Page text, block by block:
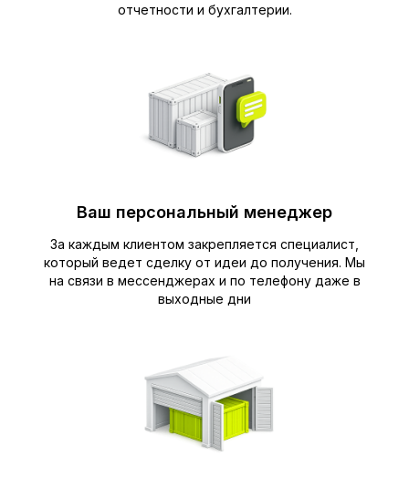
отчетности и бухгалтерии.
Ваш персональный менеджер
За каждым клиентом закрепляется специалист,
который ведет сделку от идеи до получения. Мы
на связи в мессенджерах и по телефону даже в
выходные дни